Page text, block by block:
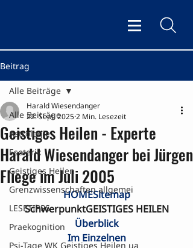
Beitrag
Alle Beiträge
Astrologie
Esoterik
Geistiges Heilen
Grenzwissenschaften allgemei
LESETIPPS
Praekognition
Psi-Tage WK Geistiges Heilen ua
Alle Beiträge
Geistiges Heilen - Experte
Harald Wiesendanger bei Jürgen
Fliege im Juli 2005
Harald Wiesendanger
22. Sept. 20252 Min. Lesezeit
HOMESitemap
SchwerpunktGEISTIGES HEILEN
Überblick
Im Einzelnen